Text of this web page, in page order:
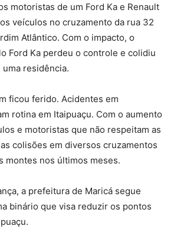
motoristas de um Ford Ka e Renault
veículos no cruzamento da rua 32
Atlântico. Com o impacto, o
Ford Ka perdeu o controle e colidiu
residência.
ficou ferido. Acidentes em
rotina em Itaipuaçu. Com o aumento
e motoristas que não respeitam as
colisões em diversos cruzamentos
montes nos últimos meses.
a prefeitura de Maricá segue
binário que visa reduzir os pontos